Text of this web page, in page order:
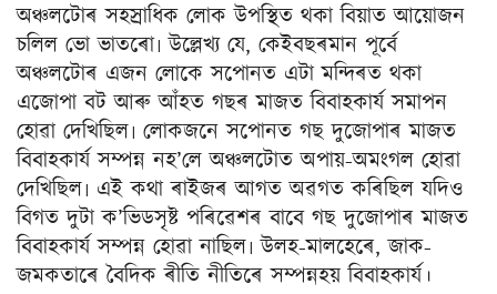
অঞ্চলটোৰ সহস্ৰাধিক লোক উপস্থিত থকা বিয়াত আয়োজন
চলিল ভো ভাতৰো৷ উল্লেখ্য যে, কেইবছৰমান পূৰ্বে
অঞ্চলটোৰ এজন লোকে সপোনত এটা মন্দিৰত থকা
এজোপা বট আৰু আঁহত গছৰ মাজত বিবাহকাৰ্য সমাপন
হোৱা দেখিছিল৷ লোকজনে সপোনত গছ দুজোপাৰ মাজত
বিবাহকাৰ্য সম্পন্ন নহ’লে অঞ্চলটোত অপায়-অমংগল হোৱা
দেখিছিল৷ এই কথা ৰাইজৰ আগত অৱগত কৰিছিল যদিও
বিগত দুটা ক’ভিডসৃষ্ট পৰিৱেশৰ বাবে গছ দুজোপাৰ মাজত
বিবাহকাৰ্য সম্পন্ন হোৱা নাছিল৷ উলহ-মালহেৰে, জাক-
জমকতাৰে বৈদিক ৰীতি নীতিৰে সম্পন্নহয় বিবাহকাৰ্য।